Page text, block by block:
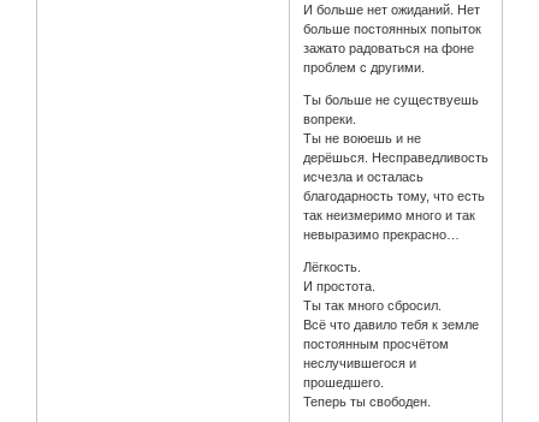
И больше нет ожиданий. Нет
больше постоянных попыток
зажато радоваться на фоне
проблем с другими.
Ты больше не существуешь
вопреки.
Ты не воюешь и не
дерёшься. Несправедливость
исчезла и осталась
благодарность тому, что есть
так неизмеримо много и так
невыразимо прекрасно…
Лёгкость.
И простота.
Ты так много сбросил.
Всё что давило тебя к земле
постоянным просчётом
неслучившегося и
прошедшего.
Теперь ты свободен.